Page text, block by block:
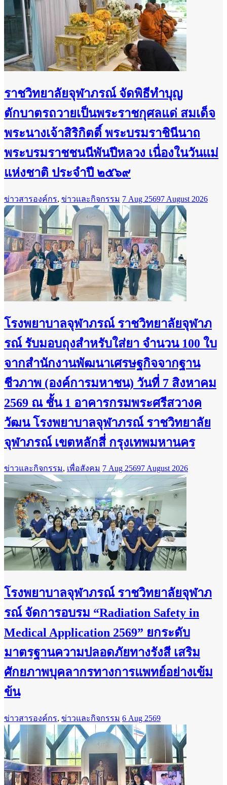
ราชวิทยาลัยจุฬาภรณ์ จัดพิธีทำบุญ
ตักบาตรถวายเป็นพระราชกุศลแด่ สมเด็จ
พระนางเจ้าสิริกิตติ์ พระบรมราชินีนาถ
พระบรมราชชนนีพันปีหลวง เนื่องในวันแม่
แห่งชาติ ประจำปี ๒๕๖๙
ข่าวสารองค์กร, ข่าวและกิจกรรม 7 Aug 25697 August 2026
โรงพยาบาลจุฬาภรณ์ ราชวิทยาลัยจุฬาภ
รณ์ รับมอบถุงสำหรับใส่ยา จำนวน 100 ใบ
จากสำนักงานพัฒนาเศรษฐกิจจากฐาน
ชีวภาพ (องค์การมหาชน) วันที่ 7 สิงหาคม
2569 ณ ชั้น 1 อาคารกรมพระศรีสวางค
วัฒน โรงพยาบาลจุฬาภรณ์ ราชวิทยาลัย
จุฬาภรณ์ เขตหลักสี่ กรุงเทพมหานคร
ข่าวและกิจกรรม, เพื่อสังคม 7 Aug 25697 August 2026
โรงพยาบาลจุฬาภรณ์ ราชวิทยาลัยจุฬาภ
รณ์ จัดการอบรม “Radiation Safety in
Medical Application 2569” ยกระดับ
มาตรฐานความปลอดภัยทางรังสี เสริม
ศักยภาพบุคลากรทางการแพทย์อย่างเข้ม
ข้น
ข่าวสารองค์กร, ข่าวและกิจกรรม 6 Aug 2569